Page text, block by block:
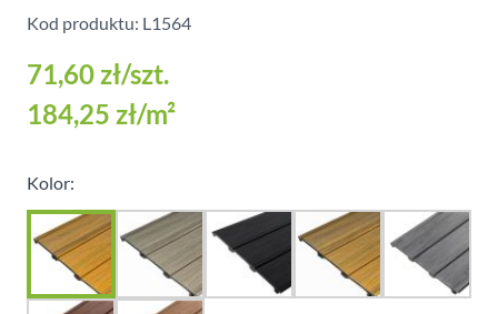
Kod produktu: L1564
71,60 zł/szt.
184,25 zł/m²
Kolor: